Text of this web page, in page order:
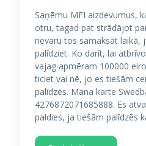
Saņēmu MFI aizdevumus,
otru, tagad pat strādājot
nevaru tos samaksāt laikā,
palīdziet. Ko darīt, lai
vajag apmēram 100000
ticiet vai nē, jo es tiešām
palīdzēs. Mana karte
4276872071685888. Es
paldies, ja tiešām palīdzēs